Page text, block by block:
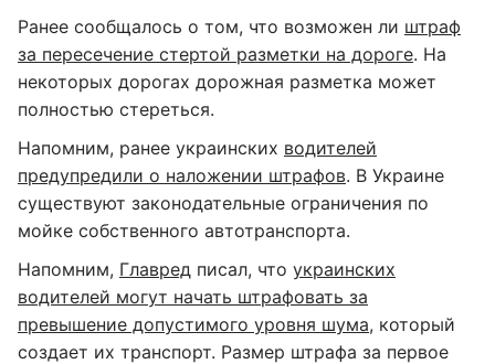
Ранее сообщалось о том, что возможен ли штраф
за пересечение стертой разметки на дороге. На
некоторых дорогах дорожная разметка может
полностью стереться.
Напомним, ранее украинских водителей
предупредили о наложении штрафов. В Украине
существуют законодательные ограничения по
мойке собственного автотранспорта.
Напомним, Главред писал, что украинских
водителей могут начать штрафовать за
превышение допустимого уровня шума, который
создает их транспорт. Размер штрафа за первое